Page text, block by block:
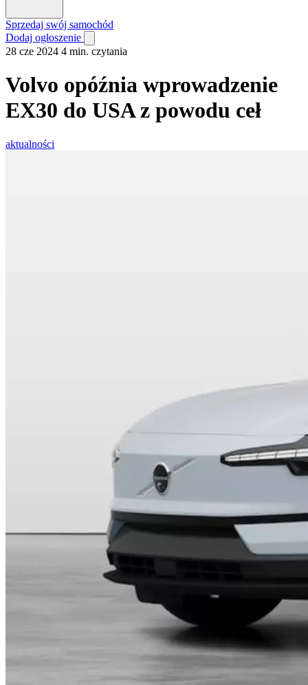
Sprzedaj swój samochód
Dodaj ogłoszenie
28 cze 2024 4 min. czytania
Volvo opóźnia wprowadzenie
EX30 do USA z powodu ceł
aktualności